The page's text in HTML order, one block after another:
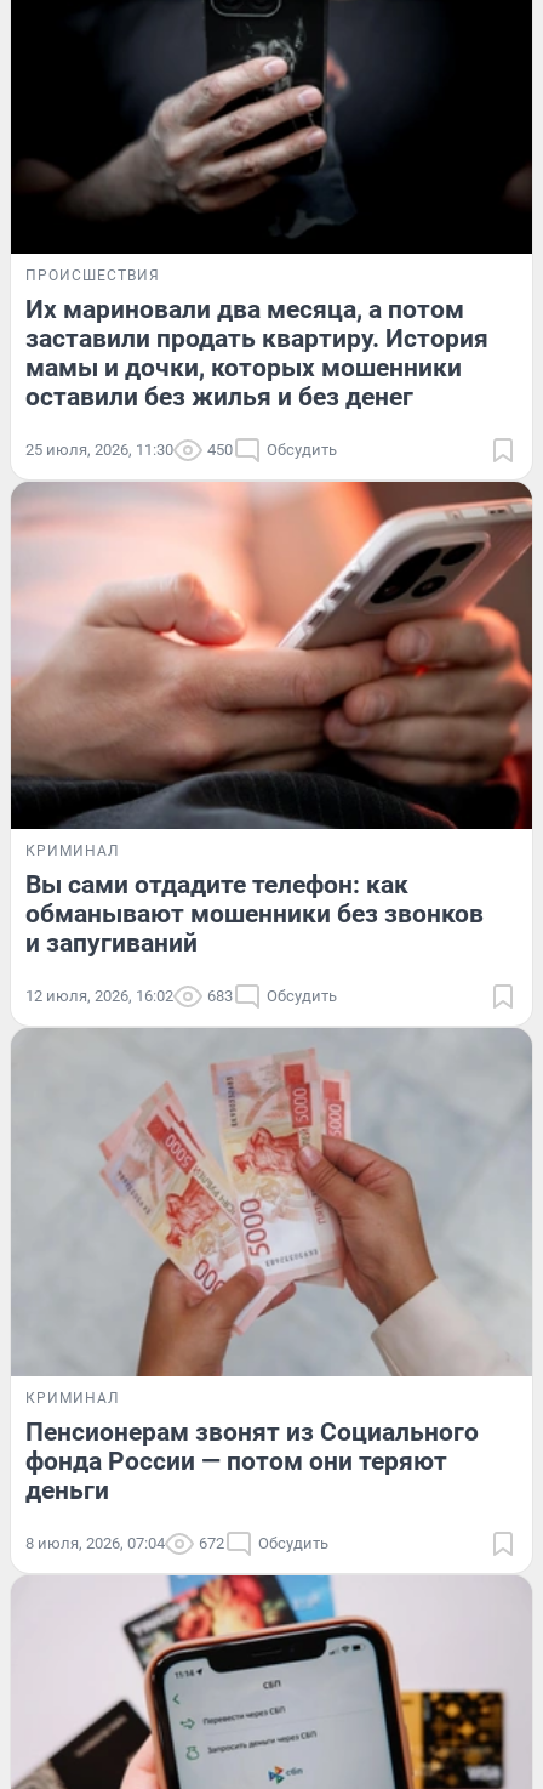
ПРОИСШЕСТВИЯ
Их мариновали два месяца, а потом
заставили продать квартиру. История
мамы и дочки, которых мошенники
оставили без жилья и без денег
25 июля, 2026, 11:30 450 Обсудить
КРИМИНАЛ
Вы сами отдадите телефон: как
обманывают мошенники без звонков
и запугиваний
12 июля, 2026, 16:02 683 Обсудить
КРИМИНАЛ
Пенсионерам звонят из Социального
фонда России — потом они теряют
деньги
8 июля, 2026, 07:04 672 Обсудить